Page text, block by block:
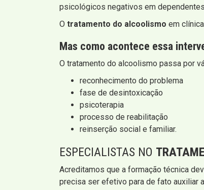
psicológicos negativos em
O tratamento do alcoolismo em
Mas como acontece essa
O tratamento do alcoolismo passa por
reconhecimento do problema
fase de desintoxicação
psicoterapia
processo de reabilitação
reinserção social e familiar.
ESPECIALISTAS NO
Acreditamos que a formação técnica
precisa ser efetivo para de fato auxiliar